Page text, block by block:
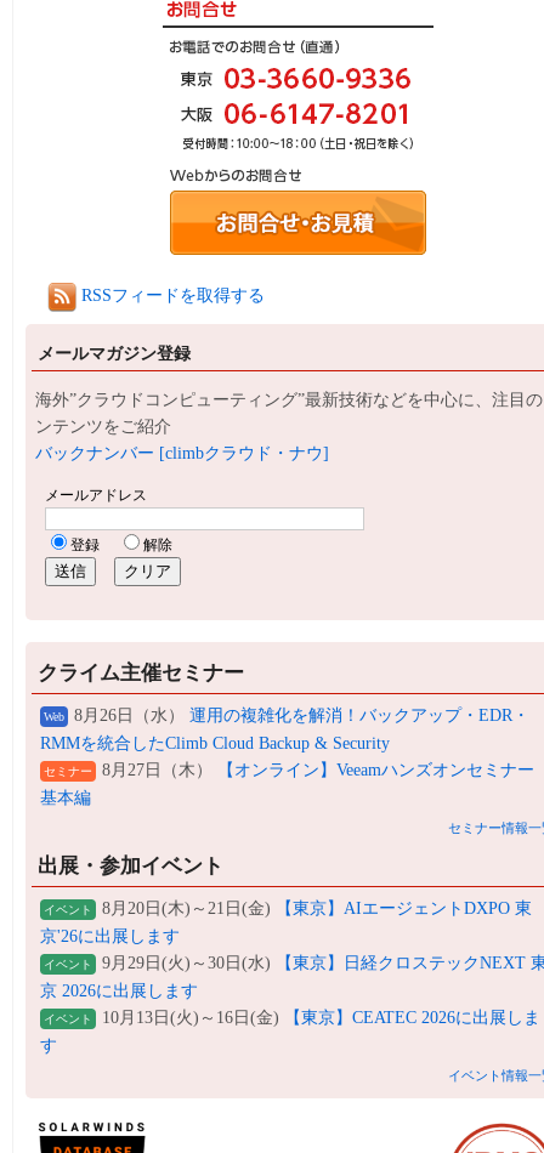
RSSフィードを取得する
メールマガジン登録
海外”クラウドコンピューティング”最新技術などを中心に、注目
ンテンツをご紹介
バックナンバー [climbクラウド・ナウ]
クライム主催セミナー
Web 8月26日（水） 運用の複雑化を解消！バックアップ・EDR・
RMMを統合したClimb Cloud Backup & Security
セミナー 8月27日（木）
【オンライン】Veeamハンズオンセミナー
基本編
セミナー情報一
出展・参加イベント
イベント 8月20日(木)～21日(金)
【東京】AIエージェントDXPO 東
京'26に出展します
イベント 9月29日(火)～30日(水)
【東京】日経クロステックNEXT
京 2026に出展します
イベント 10月13日(火)～16日(金)
【東京】CEATEC 2026に出展しま
す
イベント情報一